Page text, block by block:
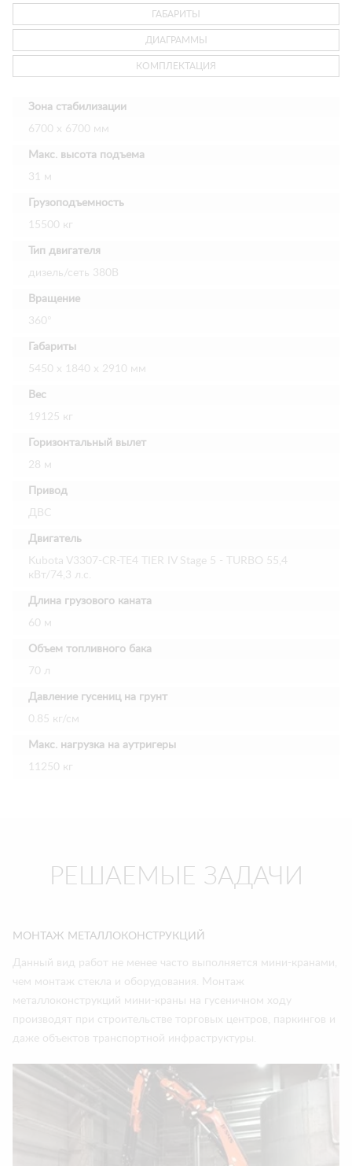
ГАБАРИТЫ
ДИАГРАММЫ
КОМПЛЕКТАЦИЯ
Зона стабилизации
6700 х 6700 мм
Макс. высота подъема
31 м
Грузоподъемность
15500 кг
Тип двигателя
дизель/сеть 380В
Вращение
360°
Габариты
5450 х 1840 х 2910 мм
Вес
19125 кг
Горизонтальный вылет
28 м
Привод
ДВС
Двигатель
Kubota V3307-CR-TE4 TIER IV Stage 5 - TURBO 55,4
кВт/74,3 л.с.
Длина грузового каната
60 м
Объем топливного бака
70 л
Давление гусениц на грунт
0.85 кг/см
Макс. нагрузка на аутригеры
11250 кг
РЕШАЕМЫЕ ЗАДАЧИ
МОНТАЖ МЕТАЛЛОКОНСТРУКЦИЙ
Данный вид работ не менее часто выполняется мини-кранами,
чем монтаж стекла и оборудования. Монтаж
металлоконструкций мини-краны на гусеничном ходу
производят при строительстве торговых центров, паркингов и
даже объектов транспортной инфраструктуры.